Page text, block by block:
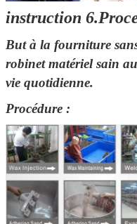
instruction
But à la fourniture
robinet matériel sain
vie quotidienne.
Procédure :